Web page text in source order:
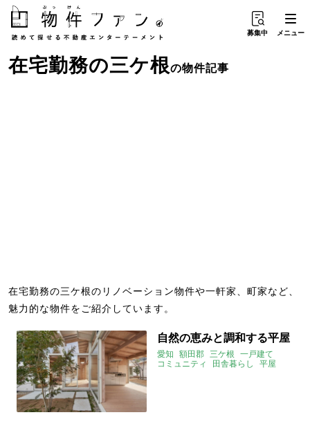
募集中 メニュー
在宅勤務の三ケ根の物件記事
在宅勤務の三ケ根のリノベーション物件や一軒家、町家など、
魅力的な物件をご紹介しています。
自然の恵みと調和する平屋
愛知 額田郡 三ケ根 一戸建て
コミュニティ
田舎暮らし 平屋